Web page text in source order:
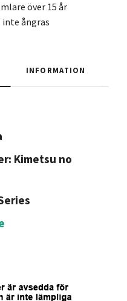
över 15 år
inte ångras
INFORMATION
Kimetsu no